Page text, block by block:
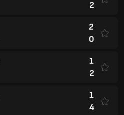
2
2
0
1
2
1
4